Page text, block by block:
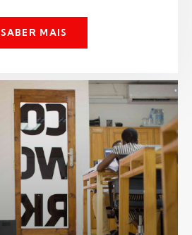
SABER MAIS